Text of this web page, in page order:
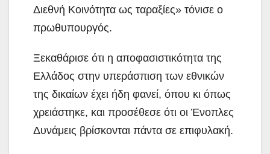
Διεθνή Κοινότητα ως ταραξίες» τόνισε ο
πρωθυπουργός.
Ξεκαθάρισε ότι η αποφασιστικότητα της
Ελλάδος στην υπεράσπιση των εθνικών
της δικαίων έχει ήδη φανεί, όπου κι όπως
χρειάστηκε, και προσέθεσε ότι οι Ένοπλες
Δυνάμεις βρίσκονται πάντα σε επιφυλακή.